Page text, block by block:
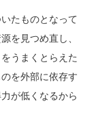
たものとなって
を見つめ直し、
うまくとらえた
を外部に依存す
が低くなるから